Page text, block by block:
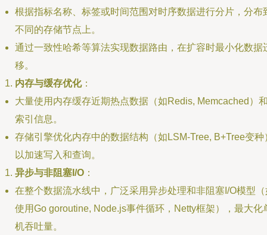
根据指标名称、标签或时间范围对时序数据进行分片，分布
不同的存储节点上。
通过一致性哈希等算法实现数据路由，在扩容时最小化数据
移。
内存与缓存优化：
大量使用内存缓存近期热点数据（如Redis, Memcached）
索引信息。
存储引擎优化内存中的数据结构（如LSM-Tree, B+Tree变种
以加速写入和查询。
异步与非阻塞I/O ：
在整个数据流水线中，广泛采用异步处理和非阻塞I/O模型（
使用Go goroutine, Node.js事件循环，Netty框架），最大化
机吞吐量。